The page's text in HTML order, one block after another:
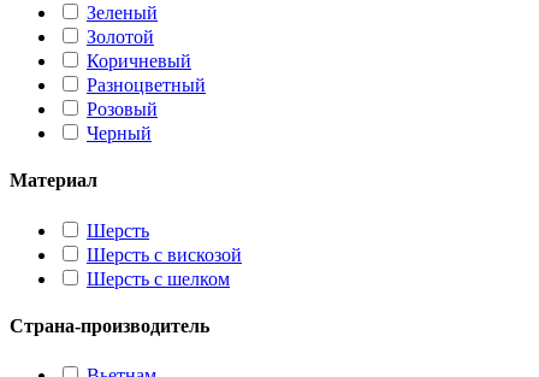
Зеленый
Золотой
Коричневый
Разноцветный
Розовый
Черный
Материал
Шерсть
Шерсть с вискозой
Шерсть с шелком
Страна-производитель